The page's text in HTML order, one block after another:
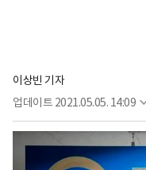
이상빈 기자
업데이트 2021.05.05. 14:09